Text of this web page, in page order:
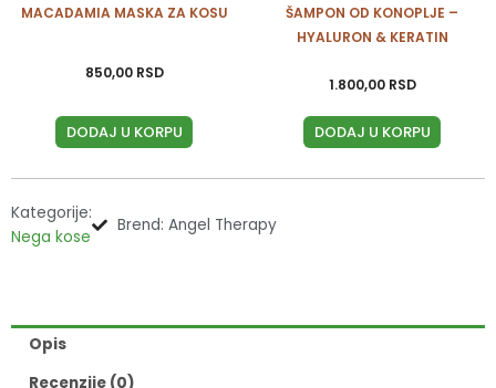
MACADAMIA MASKA ZA KOSU
850,00 RSD
DODAJ U KORPU
ŠAMPON OD KONOPLJE –
HYALURON & KERATIN
1.800,00 RSD
DODAJ U KORPU
Kategorije:
Nega kose
Brend: Angel Therapy
Opis
Recenzije (0)